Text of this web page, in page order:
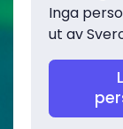
Inga
ut av